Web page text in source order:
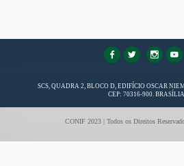
SCS, QUADRA 2, BLOCO D, EDIFÍCIO OSCAR
CEP: 70316-900.
CONIF 2023 | Todos os Direitos